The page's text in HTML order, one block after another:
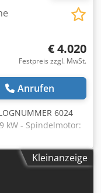
€ 4.020
Festpreis zzgl. MwSt.
Anrufen
6024
kW - Spindelmotor:
kW -
(L/B/H):
Chodpfezcu U Tex
– 2 Tischen, Maße
– Tische
Kleinanzeige